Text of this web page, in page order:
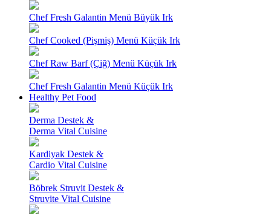
Chef Fresh Galantin Menü Büyük Irk
Chef Cooked (Pişmiş) Menü Küçük Irk
Chef Raw Barf (Çiğ) Menü Küçük Irk
Chef Fresh Galantin Menü Küçük Irk
Healthy Pet Food
Derma Destek &
Derma Vital Cuisine
Kardiyak Destek &
Cardio Vital Cuisine
Böbrek Struvit Destek &
Struvite Vital Cuisine